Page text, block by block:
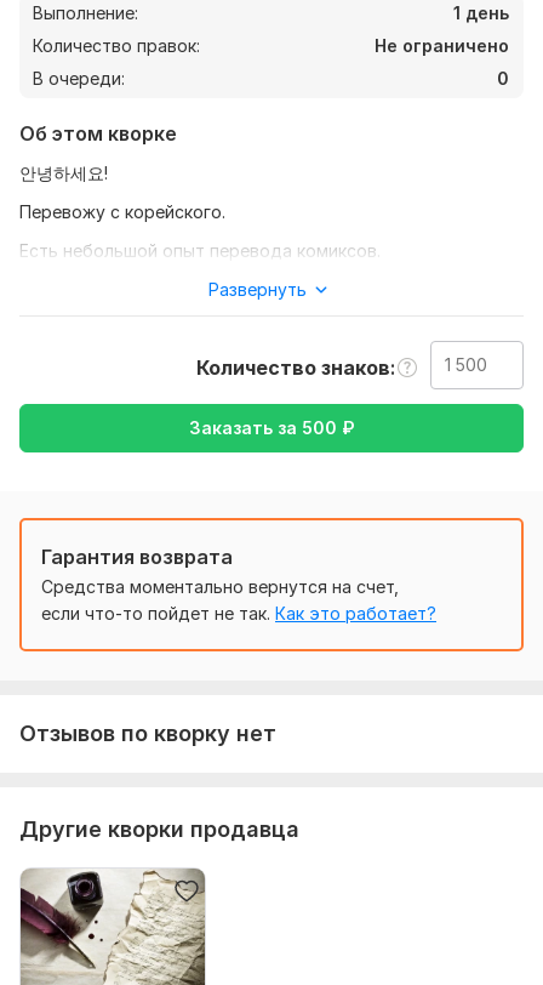
Выполнение:
1 день
Количество правок:
Не ограничено
В очереди:
0
Об этом кворке
안녕하세요!
Перевожу с корейского.
Есть небольшой опыт перевода комиксов.
Опыт общения с носителями онлайн, в Ю. Корее и т.д.
Для выполнения нужно предоставить сам текст, указать
сроки, в которые нужно выполнить перевод,
дополнительные пожелания, если есть.
Другое
Язык перевода:
с Корейского на Русский
Развернуть
Количество знаков
Заказать за 500 ₽
Гарантия возврата
Средства моментально вернутся на счет,
если что-то пойдет не так. Как это работает?
Отзывов по кворку нет
Другие кворки продавца